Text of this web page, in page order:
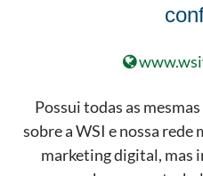
Possui todas as
sobre a WSI e nossa
marketing digital, mas